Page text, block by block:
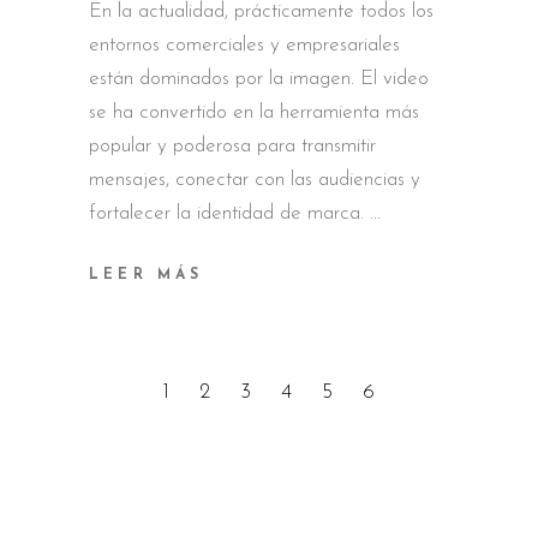
En la actualidad, prácticamente todos los
entornos comerciales y empresariales
están dominados por la imagen. El video
se ha convertido en la herramienta más
popular y poderosa para transmitir
mensajes, conectar con las audiencias y
fortalecer la identidad de marca.
LEER MÁS
2 3 4 5 6